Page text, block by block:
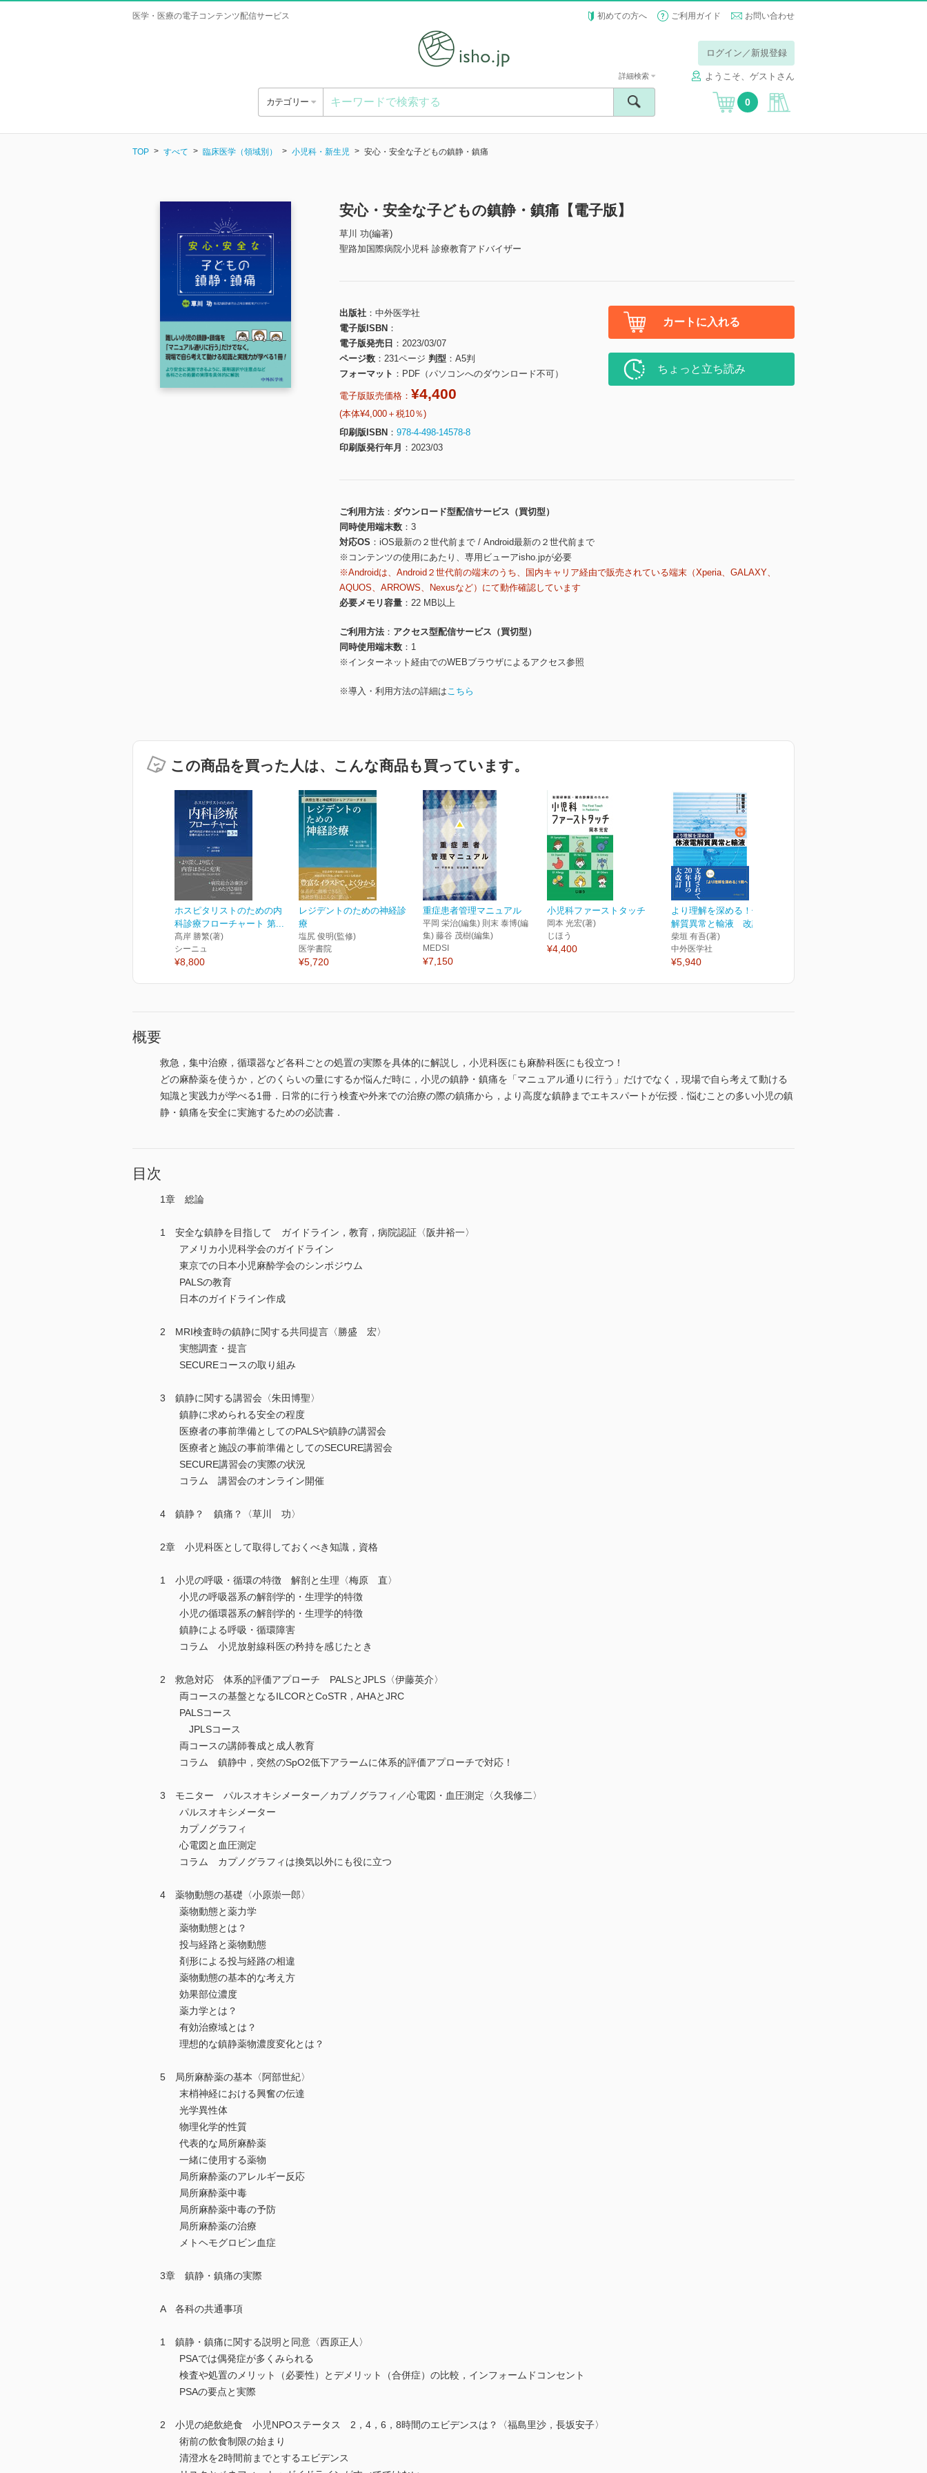
医学・医療の電子コンテンツ配信サービス 初めての方へ ご利用ガイド お問い合わせ
ログイン／新規登録
ようこそ、ゲストさん
カテゴリー
詳細検索
0
TOP すべて 臨床医学（領域別） 小児科・新生児 安心・安全な子どもの鎮静・鎮痛
安心・安全な子どもの鎮静・鎮痛【電子版】
草川 功(編著)
聖路加国際病院小児科 診療教育アドバイザー
出版社
中外医学社
電子版ISBN
電子版発売日
2023/03/07
ページ数
231ページ 判型
A5判
フォーマット
PDF（パソコンへのダウンロード不可）
電子版販売価格： ¥4,400
(本体¥4,000＋税10％)
印刷版ISBN
978-4-498-14578-8
印刷版発行年月
2023/03
カートに入れる
ちょっと立ち読み
ご利用方法
ダウンロード型配信サービス（買切型）
同時使用端末数
3
対応OS
iOS最新の２世代前まで / Android最新の２世代前まで
※コンテンツの使用にあたり、専用ビューアisho.jpが必要
※Androidは、Android２世代前の端末のうち、国内キャリア経由で販売されている端末（Xperia、GALAXY、
AQUOS、ARROWS、Nexusなど）にて動作確認しています
必要メモリ容量
22 MB以上
ご利用方法
アクセス型配信サービス（買切型）
同時使用端末数
1
※インターネット経由でのWEBブラウザによるアクセス参照
※導入・利用方法の詳細はこちら
この商品を買った人は、こんな商品も買っています。
ホスピタリストのための内
科診療フローチャート 第...
髙岸 勝繁(著)
シーニュ
¥8,800
レジデントのための神経診
療
塩尻 俊明(監修)
医学書院
¥5,720
重症患者管理マニュアル
平岡 栄治(編集) 則末 泰博(編
集) 藤谷 茂樹(編集)
MEDSI
¥7,150
小児科ファーストタッチ
岡本 光宏(著)
じほう
¥4,400
より理解を深める！体液電
解質異常と輸液 改訂4版
柴垣 有吾(著)
中外医学社
¥5,940
概要
救急，集中治療，循環器など各科ごとの処置の実際を具体的に解説し，小児科医にも麻酔科医にも役立つ！
どの麻酔薬を使うか，どのくらいの量にするか悩んだ時に，小児の鎮静・鎮痛を「マニュアル通りに行う」だけでなく，現場で自ら考えて動ける
知識と実践力が学べる1冊．日常的に行う検査や外来での治療の際の鎮痛から，より高度な鎮静までエキスパートが伝授．悩むことの多い小児の鎮
静・鎮痛を安全に実施するための必読書．
目次
1章 総論
1 安全な鎮静を目指して ガイドライン，教育，病院認証〈阪井裕一〉
アメリカ小児科学会のガイドライン
東京での日本小児麻酔学会のシンポジウム
PALSの教育
日本のガイドライン作成
2 MRI検査時の鎮静に関する共同提言〈勝盛 宏〉
実態調査・提言
SECUREコースの取り組み
3 鎮静に関する講習会〈朱田博聖〉
鎮静に求められる安全の程度
医療者の事前準備としてのPALSや鎮静の講習会
医療者と施設の事前準備としてのSECURE講習会
SECURE講習会の実際の状況
コラム 講習会のオンライン開催
4 鎮静？ 鎮痛？〈草川 功〉
2章 小児科医として取得しておくべき知識，資格
1 小児の呼吸・循環の特徴 解剖と生理〈梅原 直〉
小児の呼吸器系の解剖学的・生理学的特徴
小児の循環器系の解剖学的・生理学的特徴
鎮静による呼吸・循環障害
コラム 小児放射線科医の矜持を感じたとき
2 救急対応 体系的評価アプローチ PALSとJPLS〈伊藤英介〉
両コースの基盤となるILCORとCoSTR，AHAとJRC
PALSコース
JPLSコース
両コースの講師養成と成人教育
コラム 鎮静中，突然のSpO2低下アラームに体系的評価アプローチで対応！
3 モニター パルスオキシメーター／カプノグラフィ／心電図・血圧測定〈久我修二〉
パルスオキシメーター
カプノグラフィ
心電図と血圧測定
コラム カプノグラフィは換気以外にも役に立つ
4 薬物動態の基礎〈小原崇一郎〉
薬物動態と薬力学
薬物動態とは？
投与経路と薬物動態
剤形による投与経路の相違
薬物動態の基本的な考え方
効果部位濃度
薬力学とは？
有効治療域とは？
理想的な鎮静薬物濃度変化とは？
5 局所麻酔薬の基本〈阿部世紀〉
末梢神経における興奮の伝達
光学異性体
物理化学的性質
代表的な局所麻酔薬
一緒に使用する薬物
局所麻酔薬のアレルギー反応
局所麻酔薬中毒
局所麻酔薬中毒の予防
局所麻酔薬の治療
メトヘモグロビン血症
3章 鎮静・鎮痛の実際
A 各科の共通事項
1 鎮静・鎮痛に関する説明と同意〈西原正人〉
PSAでは偶発症が多くみられる
検査や処置のメリット（必要性）とデメリット（合併症）の比較，インフォームドコンセント
PSAの要点と実際
2 小児の絶飲絶食 小児NPOステータス 2，4，6，8時間のエビデンスは？〈福島里沙，長坂安子〉
術前の飲食制限の始まり
清澄水を2時間前までとするエビデンス